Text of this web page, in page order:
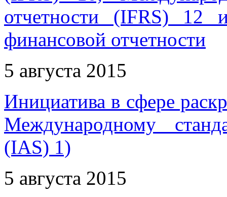
отчетности (IFRS) 12
финансовой отчетности
5 августа 2015
Инициатива в сфере
Международному
(IAS) 1)
5 августа 2015